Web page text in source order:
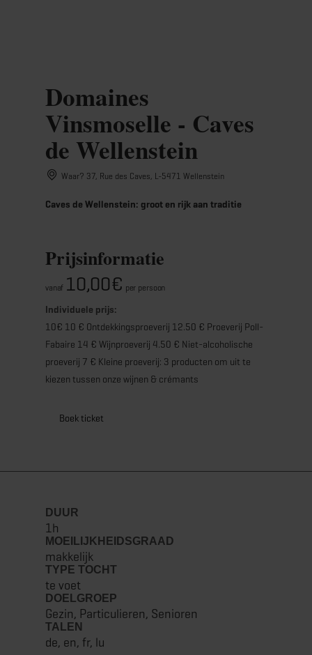
Domaines
Vinsmoselle - Caves
de Wellenstein
Waar? 37, Rue des Caves, L-5471 Wellenstein
Caves de Wellenstein: groot en rijk aan traditie
Prijsinformatie
vanaf 10,00€ per persoon
Individuele prijs:
10€ 10 € Ontdekkingsproeverij 12.50 € Proeverij Poll-
Fabaire 14 € Wijnproeverij 4.50 € Niet-alcoholische
proeverij 7 € Kleine proeverij: 3 producten om uit te
kiezen tussen onze wijnen & crémants
Boek ticket
DUUR
1h
MOEILIJKHEIDSGRAAD
makkelijk
TYPE TOCHT
te voet
DOELGROEP
Gezin, Particulieren, Senioren
TALEN
de, en, fr, lu